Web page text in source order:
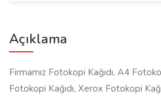
Açıklama
Firmamız Fotokopi Kağıdı, A4
Fotokopi Kağıdı, Xerox Fotokopi